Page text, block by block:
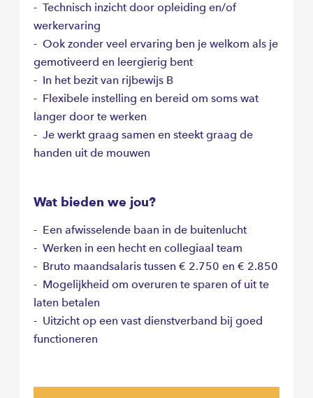
- Technisch inzicht door opleiding en/of
werkervaring
- Ook zonder veel ervaring ben je welkom als je
gemotiveerd en leergierig bent
- In het bezit van rijbewijs B
- Flexibele instelling en bereid om soms wat
langer door te werken
- Je werkt graag samen en steekt graag de
handen uit de mouwen
Wat bieden we jou?
- Een afwisselende baan in de buitenlucht
- Werken in een hecht en collegiaal team
- Bruto maandsalaris tussen € 2.750 en € 2.850
- Mogelijkheid om overuren te sparen of uit te
laten betalen
- Uitzicht op een vast dienstverband bij goed
functioneren